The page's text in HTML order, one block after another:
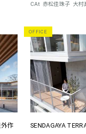
CAt 赤松佳珠子 大村
作
OFFICE
SENDAGAYA